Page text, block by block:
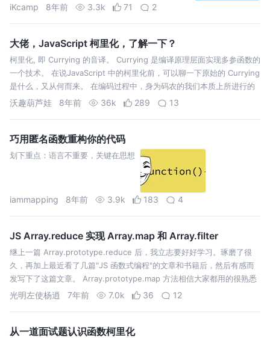
是 HTML 最坚实的梁柱；分享，是 CSS 里最闪耀
iKcamp 8年前 3.3k 71 2
大佬，JavaScript 柯里化，了解一下？
柯里化, 即 Currying 的音译。 Currying 是编译原理层面实现多参函数的
一个技术。 在说JavaScript 中的柯里化前，可以聊一下原始的 Currying
是什么，又从何而来。 在编码过程中，身为码农的我们本质上所进行的
工作就是——将复杂问题分解为多个可编程…
沃趣葫芦娃 8年前 36k 289 13
巧用匿名函数重构你的代码
划下重点：语言不重要，关键在思想
iammapping 8年前 3.9k 183 4
JS Array.reduce 实现 Array.map 和 Array.filter
继上一篇 Array.prototype.reduce 后，我立志要好好学习。琢磨了很
久，再加上最近看了几篇"JS 函数式编程"的文章和书籍后，然后有感而
发写下了这篇文章。 Array.prototype.map 方法相信大家都用的很熟悉
了，同时我也相信很多人已经自己实现了 m…
光明左使杨逍 7年前 7.0k 36 12
从一道面试题认识函数柯里化